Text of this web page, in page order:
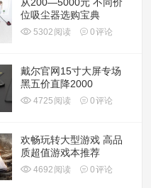
从200—5000元 不同价
位吸尘器选购宝典
5302 阅读 0评论
戴尔官网15寸大屏专场
黑五价直降2000
4725 阅读 0评论
欢畅玩转大型游戏 高品
质超值游戏本推荐
4692 阅读 0评论